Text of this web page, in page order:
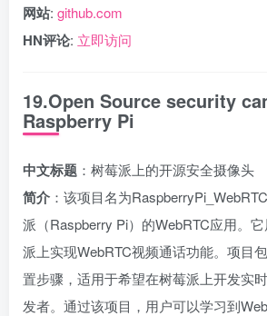
网站: github.com
HN评论: 立即访问
19.Open Source security
Raspberry Pi
中文标题 ：树莓派上的开源安全摄像头
简介 ：该项目名为
派（Raspberry Pi）的WebRTC应用。
派上实现WebRTC视频通话功能。项目
置步骤，适用于希望在树莓派上开发实
发者。通过该项目，用户可以学习到